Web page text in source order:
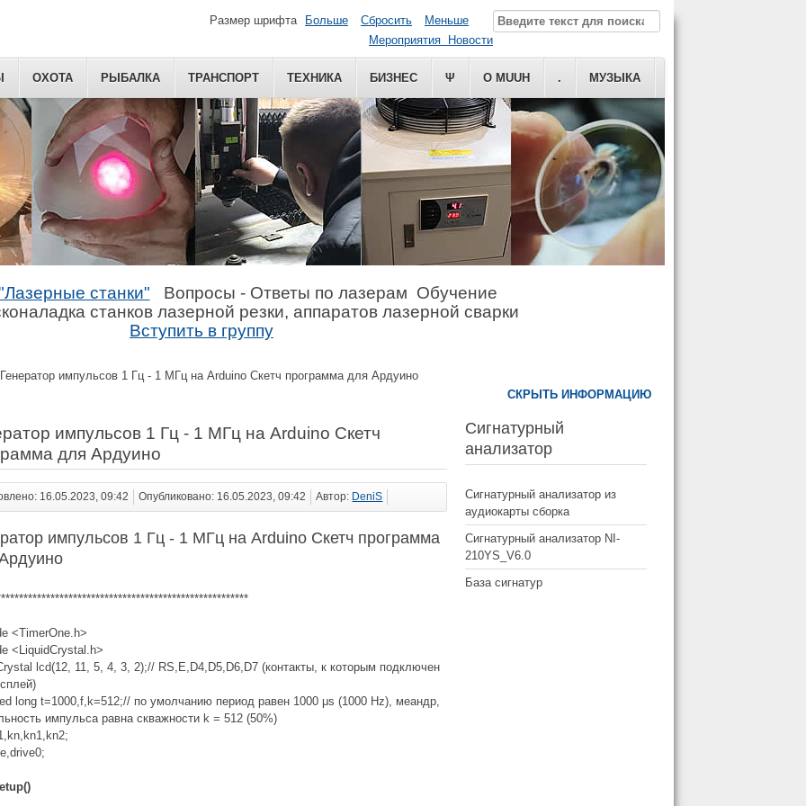
ОХОТА РЫБАЛКА ТРАНСПОРТ ТЕХНИКА БИЗНЕС Ψ О MUUH . МУЗЫКА
станки" Вопросы - Ответы по лазерам Обучение
станков лазерной резки, аппаратов лазерной сварки
Вступить в группу
Размер шрифта Больше Сбросить
Меньше
Мероприятия Новости
Генератор импульсов 1 Гц - 1 МГц на Arduino Скетч программа для Ардуино
импульсов 1 Гц - 1 МГц на Arduino Скетч
для Ардуино
16.05.2023, 09:42 Опубликовано: 16.05.2023, 09:42 Автор: DeniS
импульсов 1 Гц - 1 МГц на Arduino Скетч программа
<TimerOne.h>
<LiquidCrystal.h>
lcd(12, 11, 5, 4, 3, 2);// RS,E,D4,D5,D6,D7 (контакты, к которым подключен
long t=1000,f,k=512;// по умолчанию период равен 1000 μs (1000 Hz), меандр,
импульса равна скважности k = 512 (50%)
СКРЫТЬ ИНФОРМАЦИЮ
Сигнатурный
анализатор
Сигнатурный анализатор из
аудиокарты сборка
Сигнатурный анализатор NI-
210YS_V6.0
База сигнатур